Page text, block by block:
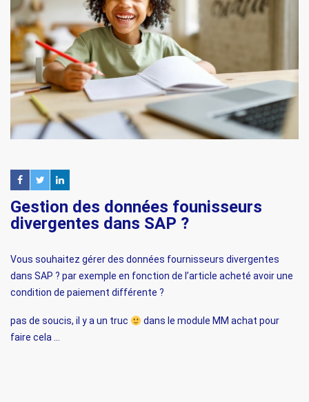
Gestion des données founisseurs
divergentes dans SAP ?
Vous souhaitez gérer des données fournisseurs divergentes
dans SAP ? par exemple en fonction de l’article acheté avoir une
condition de paiement différente ?
pas de soucis, il y a un truc
dans le module MM achat pour
faire cela …